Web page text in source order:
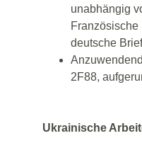
unabhängig
Französische
deutsche
2F88,
Ukrainische